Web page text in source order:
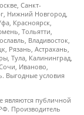
Санкт-
Нижний Новгород,
Красноярск,
Тольятти,
Владивосток,
Рязань, Астрахань,
Тула, Калининград,
Иваново,
Выгодные условия
являются публичной
Производитель